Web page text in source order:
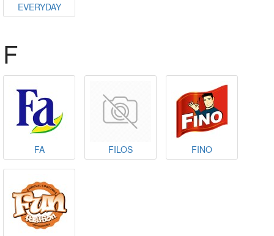
EVERYDAY
F
FA FILOS FINO